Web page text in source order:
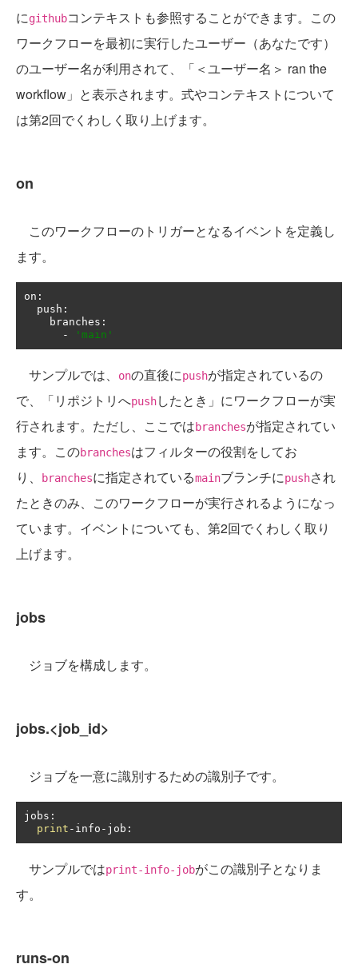
にgithubコンテキストも参照することができます。この
ワークフローを最初に実行したユーザー（あなたです）
のユーザー名が利用されて、「＜ユーザー名＞ ran the
workflow」と表示されます。式やコンテキストについて
は第2回でくわしく取り上げます。
on
このワークフローのトリガーとなるイベントを定義し
ます。
on :
  push
:
    branches
:
-
'main'
サンプルでは、 onの直後にpushが指定されているの
で、「リポジトリへpushしたとき」にワークフローが実
行されます。ただし、ここではbranchesが指定されてい
ます。このbranchesはフィルターの役割をしてお
り、
branchesに指定されているmainブランチにpushされ
たときのみ、このワークフローが実行されるようになっ
ています。イベントについても、第2回でくわしく取り
上げます。
jobs
ジョブを構成します。
jobs.<job_id>
ジョブを一意に識別するための識別子です。
jobs :
print - info - job :
サンプルではprint-info-jobがこの識別子となりま
す。
runs-on